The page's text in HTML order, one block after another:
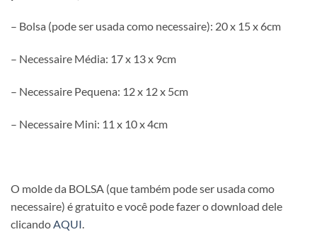
– Bolsa (pode ser usada como necessaire): 20 x 15 x 6cm
– Necessaire Média: 17 x 13 x 9cm
– Necessaire Pequena: 12 x 12 x 5cm
– Necessaire Mini: 11 x 10 x 4cm
O molde da BOLSA (que também pode ser usada como
necessaire) é gratuito e você pode fazer o download dele
clicandoAQUI.